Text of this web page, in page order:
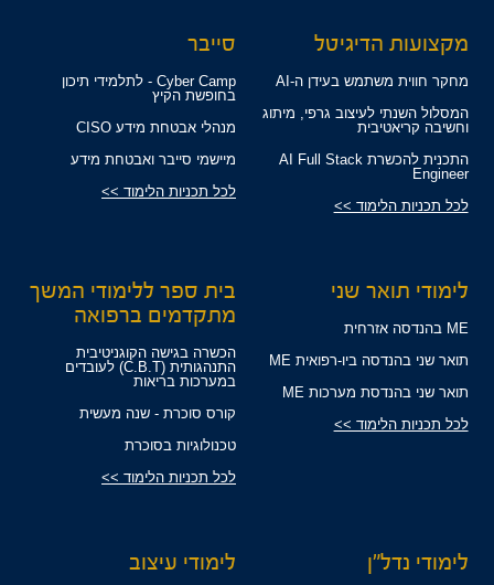
מקצועות הדיגיטל
מחקר חווית משתמש בעידן ה-AI
המסלול השנתי לעיצוב גרפי, מיתוג
וחשיבה קריאטיבית
התכנית להכשרת AI Full Stack
Engineer
לכל תכניות הלימוד >>
סייבר
Cyber Camp - לתלמידי תיכון
בחופשת הקיץ
מנהלי אבטחת מידע CISO
מיישמי סייבר ואבטחת מידע
לכל תכניות הלימוד >>
לימודי תואר שני
ME בהנדסה אזרחית
תואר שני בהנדסה ביו-רפואית ME
תואר שני בהנדסת מערכות ME
לכל תכניות הלימוד >>
בית ספר ללימודי המשך
מתקדמים ברפואה
הכשרה בגישה הקוגניטיבית
התנהגותית (C.B.T) לעובדים
במערכות בריאות
קורס סוכרת - שנה מעשית
טכנולוגיות בסוכרת
לכל תכניות הלימוד >>
לימודי נדל"ן לימודי עיצוב